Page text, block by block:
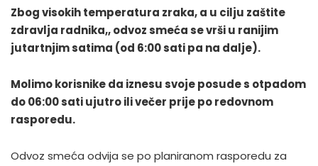
Zbog visokih temperatura zraka, a u cilju zaštite
zdravlja radnika,, odvoz smeća se vrši u ranijim
jutartnjim satima (od 6:00 sati pa na dalje).
Molimo korisnike da iznesu svoje posude s otpadom
do 06:00 sati ujutro ili večer prije po redovnom
rasporedu.
Odvoz smeća odvija se po planiranom rasporedu za